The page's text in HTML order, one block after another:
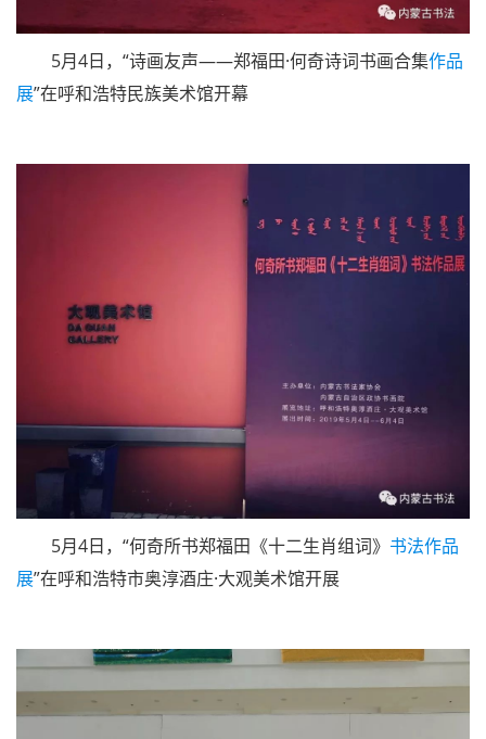
5月4日，“诗画友声——郑福田·何奇诗词书画合集作品
展”在呼和浩特民族美术馆开幕
5月4日，“何奇所书郑福田《十二生肖组词》 书法作品
展”在呼和浩特市奥淳酒庄·大观美术馆开展